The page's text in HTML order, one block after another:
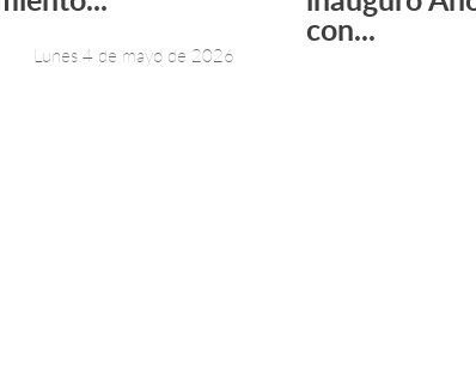
Lunes 4 de mayo de 2026
con...